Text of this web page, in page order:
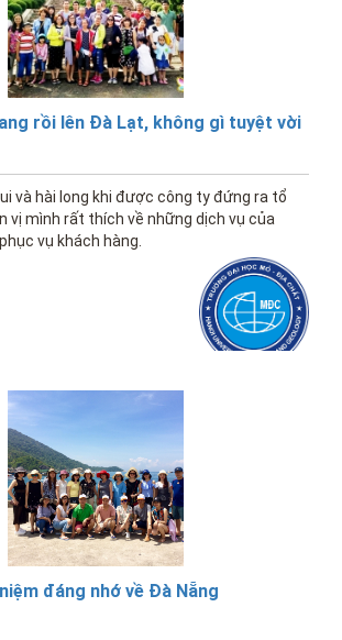
rồi lên Đà Lạt, không gì tuyệt vời
và hài long khi được công ty đứng ra tổ
vị mình rất thích về những dịch vụ của
vụ khách hàng.
đáng nhớ về Đà Nẵng